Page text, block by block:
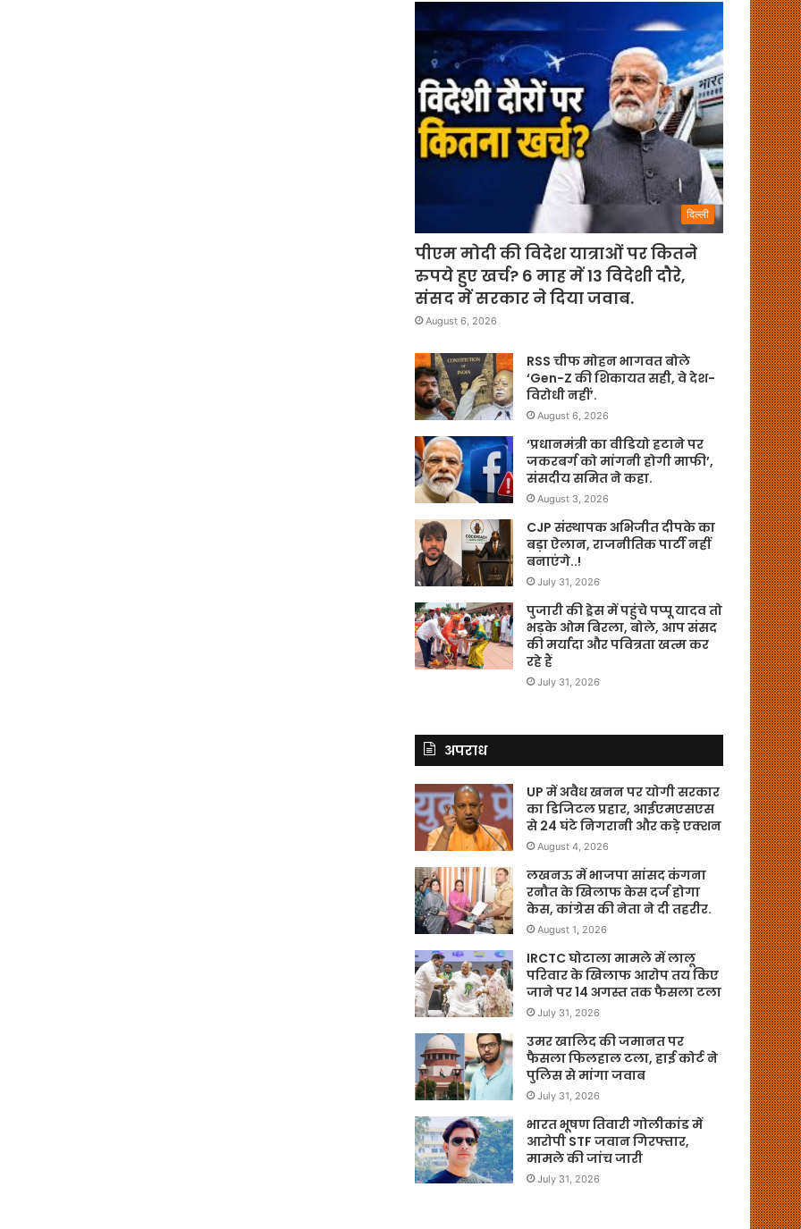
दिल्ली
पीएम मोदी की विदेश यात्राओं पर कितने
रुपये हुए खर्च? 6 माह में 13 विदेशी दौरे,
संसद में सरकार ने दिया जवाब.
August 6, 2026
RSS चीफ मोहन भागवत बोले
‘Gen-Z की शिकायत सही, वे देश-
विरोधी नहीं’.
August 6, 2026
‘प्रधानमंत्री का वीडियो हटाने पर
जकरबर्ग को मांगनी होगी माफी’,
संसदीय समित ने कहा.
August 3, 2026
CJP संस्थापक अभिजीत दीपके का
बड़ा ऐलान, राजनीतिक पार्टी नहीं
बनाएंगे..!
July 31, 2026
पुजारी की ड्रेस में पहुंचे पप्पू यादव तो
भड़के ओम बिरला, बोले, आप संसद
की मर्यादा और पवित्रता खत्म कर
रहे हैं
July 31, 2026
अपराध
UP में अवैध खनन पर योगी सरकार
का डिजिटल प्रहार, आईएमएसएस
से 24 घंटे निगरानी और कड़े एक्शन
August 4, 2026
लखनऊ में भाजपा सांसद कंगना
रनौत के खिलाफ केस दर्ज होगा
केस, कांग्रेस की नेता ने दी तहरीर.
August 1, 2026
IRCTC घोटाला मामले में लालू
परिवार के खिलाफ आरोप तय किए
जाने पर 14 अगस्त तक फैसला टला
July 31, 2026
उमर खालिद की जमानत पर
फैसला फिलहाल टला, हाई कोर्ट ने
पुलिस से मांगा जवाब
July 31, 2026
भारत भूषण तिवारी गोलीकांड में
आरोपी STF जवान गिरफ्तार,
मामले की जांच जारी
July 31, 2026